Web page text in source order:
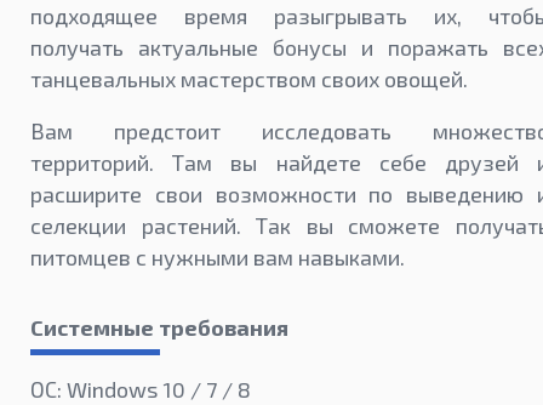
подходящее время разыгрывать их,
получать актуальные бонусы и поражать
танцевальных мастерством своих овощей.
Вам предстоит исследовать
территорий. Там вы найдете себе друзей
расширите свои возможности по выведению
селекции растений. Так вы сможете
питомцев с нужными вам навыками.
Системные требования
ОС: Windows 10 / 7 / 8